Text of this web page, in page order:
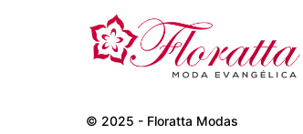
© 2025 - Floratta Modas